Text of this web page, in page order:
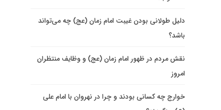
دلیل طولانی بودن غیبت امام زمان (عج) چه می‌تواند
باشد؟
نقش مردم در ظهور امام زمان (عج) و وظایف منتظران
امروز
خوارج چه کسانی بودند و چرا در نهروان با امام علی